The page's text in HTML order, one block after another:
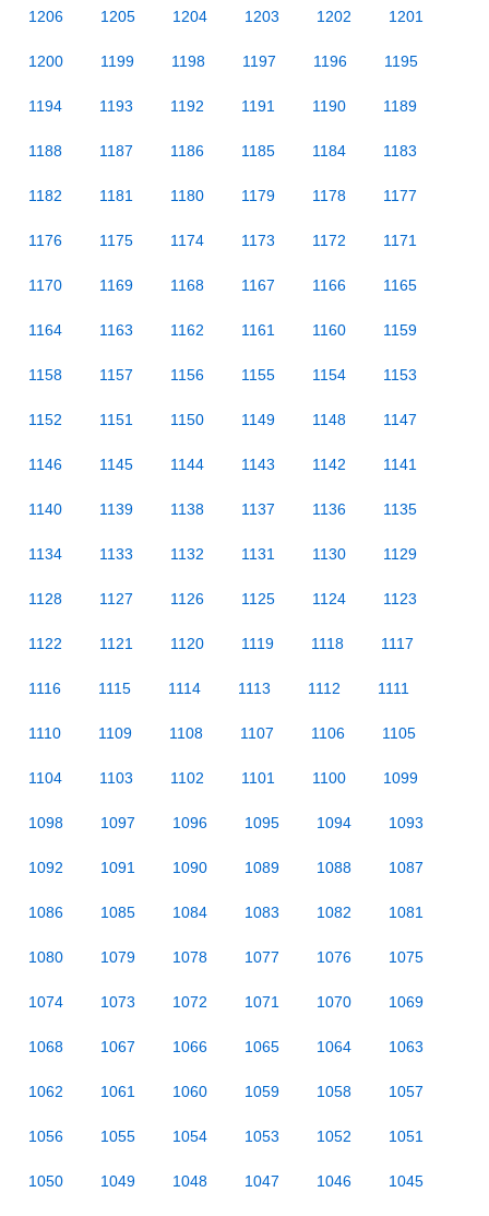
1206 1205 1204 1203 1202 1201
1200 1199 1198 1197 1196 1195
1194 1193 1192 1191 1190 1189
1188 1187 1186 1185 1184 1183
1182 1181 1180 1179 1178 1177
1176 1175 1174 1173 1172 1171
1170 1169 1168 1167 1166 1165
1164 1163 1162 1161 1160 1159
1158 1157 1156 1155 1154 1153
1152 1151 1150 1149 1148 1147
1146 1145 1144 1143 1142 1141
1140 1139 1138 1137 1136 1135
1134 1133 1132 1131 1130 1129
1128 1127 1126 1125 1124 1123
1122 1121 1120 1119 1118 1117
1116 1115 1114 1113 1112 1111
1110 1109 1108 1107 1106 1105
1104 1103 1102 1101 1100 1099
1098 1097 1096 1095 1094 1093
1092 1091 1090 1089 1088 1087
1086 1085 1084 1083 1082 1081
1080 1079 1078 1077 1076 1075
1074 1073 1072 1071 1070 1069
1068 1067 1066 1065 1064 1063
1062 1061 1060 1059 1058 1057
1056 1055 1054 1053 1052 1051
1050 1049 1048 1047 1046 1045